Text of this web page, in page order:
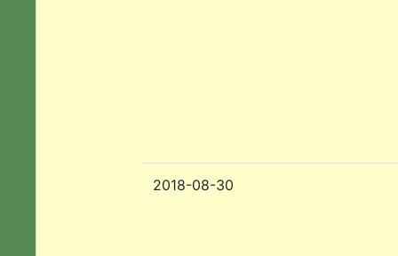
2018-08-30